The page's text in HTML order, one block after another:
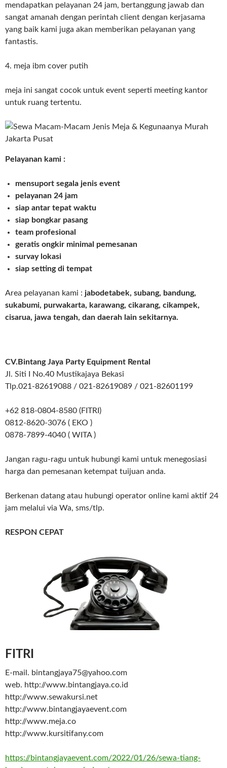
mendapatkan pelayanan 24 jam, bertanggung jawab dan
sangat amanah dengan perintah client dengan kerjasama
yang baik kami juga akan memberikan pelayanan yang
fantastis.
4. meja ibm cover putih
meja ini sangat cocok untuk event seperti meeting kantor
untuk ruang tertentu.
Pelayanan kami :
mensuport segala jenis event
pelayanan 24 jam
siap antar tepat waktu
siap bongkar pasang
team profesional
geratis ongkir minimal pemesanan
survay lokasi
siap setting di tempat
Area pelayanan kami : jabodetabek, subang, bandung,
sukabumi, purwakarta, karawang, cikarang, cikampek,
cisarua, jawa tengah, dan daerah lain sekitarnya.
CV.Bintang Jaya Party Equipment Rental
Jl. Siti I No.40 Mustikajaya Bekasi
Tlp.021-82619088 / 021-82619089 / 021-82601199
+62 818-0804-8580 (FITRI)
0812-8620-3076 ( EKO )
0878-7899-4040 ( WITA )
Jangan ragu-ragu untuk hubungi kami untuk menegosiasi
harga dan pemesanan ketempat tuijuan anda.
Berkenan datang atau hubungi operator online kami aktif 24
jam melalui via Wa, sms/tlp.
RESPON CEPAT
FITRI
E-mail. bintangjaya75@yahoo.com
web. http://www.bintangjaya.co.id
http://www.sewakursi.net
http://www.bintangjayaevent.com
http://www.meja.co
http://www.kursitifany.com
https://bintangjayaevent.com/2022/01/26/sewa-tiang-